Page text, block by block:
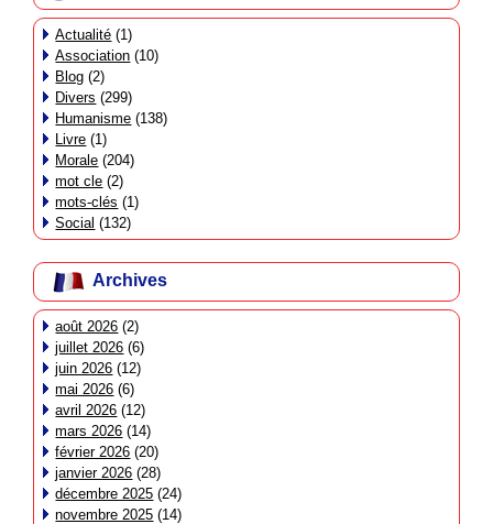
Actualité (1)
Association (10)
Blog (2)
Divers (299)
Humanisme (138)
Livre (1)
Morale (204)
mot cle (2)
mots-clés (1)
Social (132)
Archives
août 2026 (2)
juillet 2026 (6)
juin 2026 (12)
mai 2026 (6)
avril 2026 (12)
mars 2026 (14)
février 2026 (20)
janvier 2026 (28)
décembre 2025 (24)
novembre 2025 (14)